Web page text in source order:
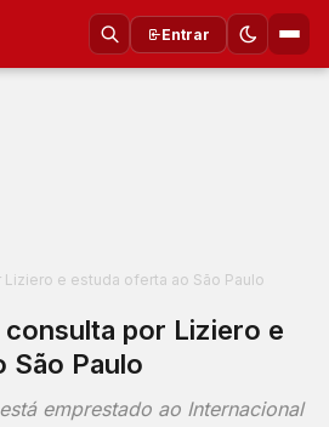
Entrar
e estuda oferta ao São Paulo
por Liziero e
São Paulo
emprestado ao Internacional